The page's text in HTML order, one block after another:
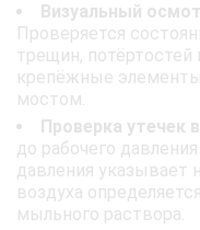
Визуальный
Проверяется
трещин,
крепёжные
мостом.
Проверка утечек
до рабочего
давления указывает
воздуха
мыльного раствора.